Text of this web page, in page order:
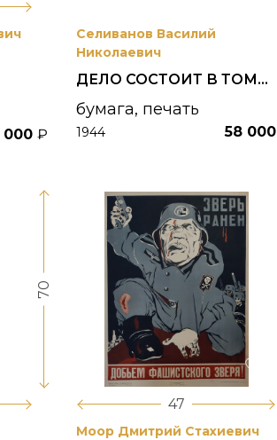
000 ₽
Селиванов Василий
Николаевич
ДЕЛО СОСТОИТ В ТОМ...
бумага, печать
1944 58 000
70
47
Моор Дмитрий Стахиевич